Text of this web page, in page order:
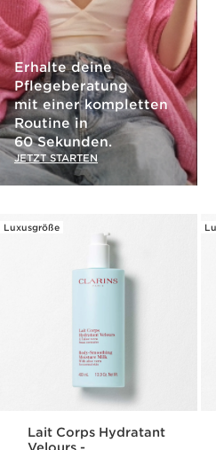
Erhalte deine
Pflegeberatung
mit einer kompletten
Routine in
60 Sekunden.
JETZT STARTEN
Luxusgröße
Lait Corps Hydratant